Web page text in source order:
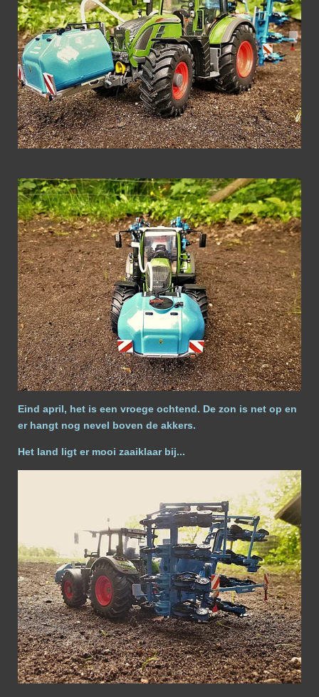
Eind april, het is een vroege ochtend. De zon is net op en
er hangt nog nevel boven de akkers.
Het land ligt er mooi zaaiklaar bij...